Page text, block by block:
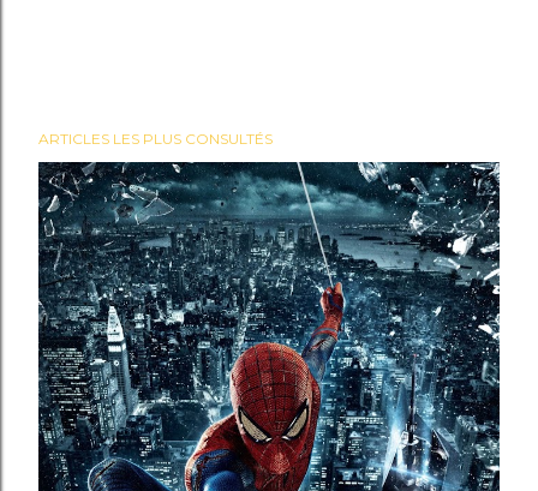
ARTICLES LES PLUS CONSULTÉS